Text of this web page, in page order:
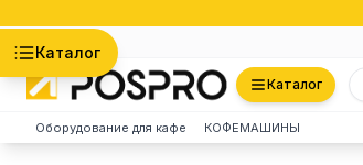
Каталог
Каталог
Оборудование для кафе КОФЕМАШИНЫ